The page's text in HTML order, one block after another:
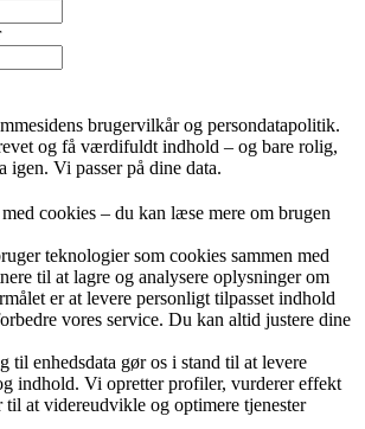
brugervilkår og persondatapolitik.
og få værdifuldt indhold – og bare rolig,
igen. Vi passer på dine data.
cookies – du kan læse mere om brugen
teknologier som cookies sammen med
til at lagre og analysere oplysninger om
er at levere personligt tilpasset indhold
vores service. Du kan altid justere dine
til enhedsdata gør os i stand til at levere
indhold. Vi opretter profiler, vurderer effekt
til at videreudvikle og optimere tjenester